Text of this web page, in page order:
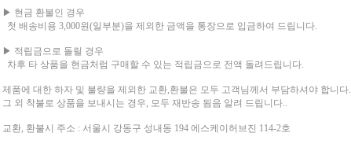
▶ 현금 환불인 경우
첫 배송비용 3,000원(일부분)을 제외한 금액을 통장으로 입금하여 드립니다.
▶ 적립금으로 돌릴 경우
차후 타 상품을 현금처럼 구매할 수 있는 적립금으로 전액 돌려드립니다.
제품에 대한 하자 및 불량을 제외한 교환,환불은 모두 고객님께서 부담하셔야 합니다.
그 외 착불로 상품을 보내시는 경우, 모두 재반송 됨음 알려 드립니다..
교환, 환불시 주소 : 서울시 강동구 성내동 194 에스케이허브진 114-2호